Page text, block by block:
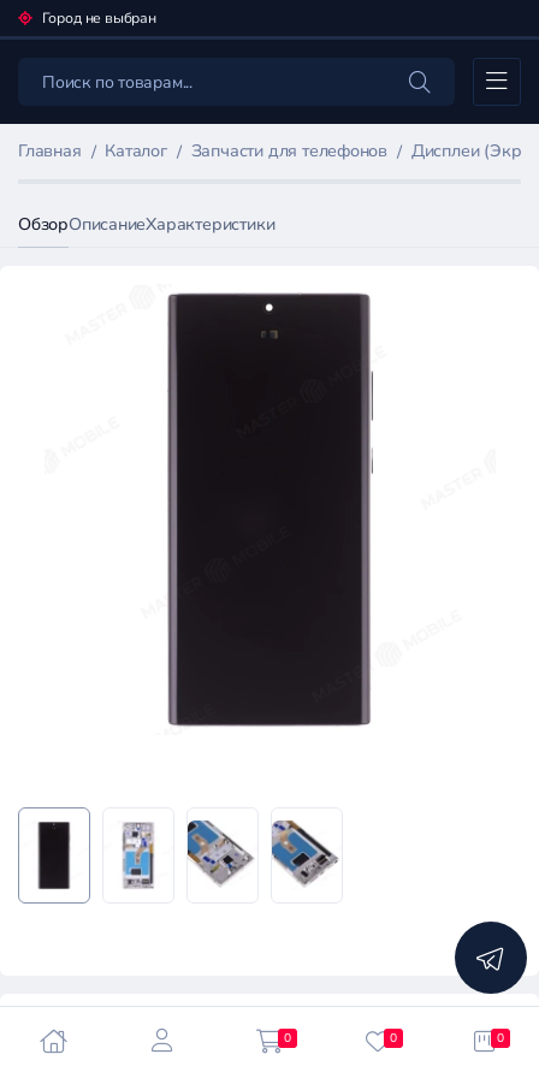
Город не выбран
Каталог
Главная Каталог Запчасти для телефонов Дисплеи
ОбзорОписаниеХарактеристики
5.0
0 0 0